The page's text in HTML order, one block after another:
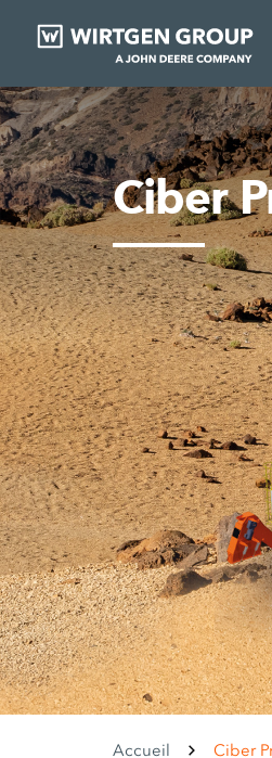
Ciber
Accueil Ciber